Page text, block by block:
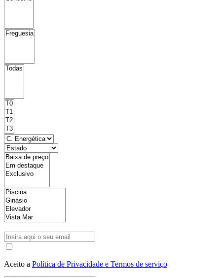
Aceito a Política de Privacidade e Termos de serviço